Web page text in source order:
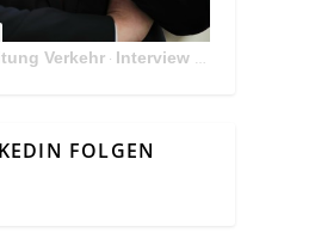
Verkehr · Interview Mit Andreas Matthä, CEO der ÖBB Holding
FOLGEN